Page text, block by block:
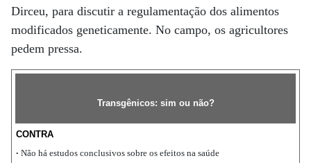
Dirceu, para discutir a regulamentação dos alimentos
modificados geneticamente. No campo, os agricultores
pedem pressa.
Transgênicos: sim ou não?
CONTRA
• Não há estudos conclusivos sobre os efeitos na saúde